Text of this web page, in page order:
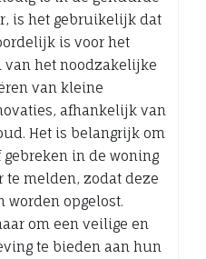
is het gebruikelijk dat
is voor het
van het noodzakelijke
van kleine
afhankelijk van
Het is belangrijk om
in de woning
melden, zodat deze
opgelost.
om een veilige en
te bieden aan hun